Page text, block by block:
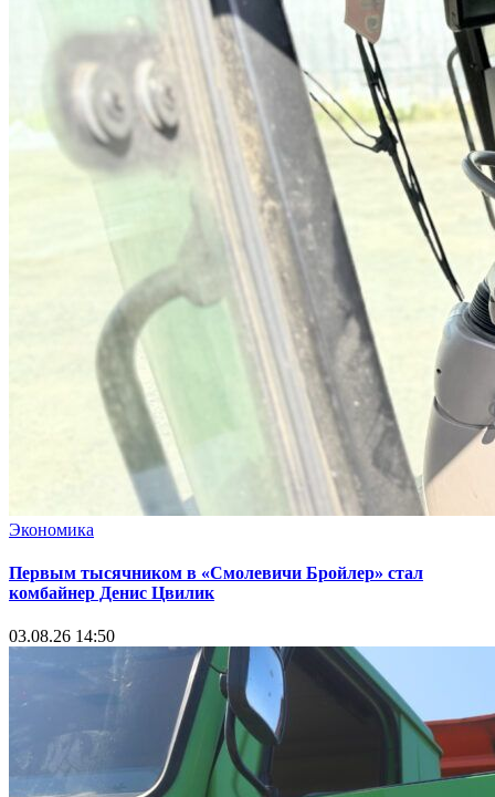
Экономика
Первым тысячником в «Смолевичи Бройлер» стал
комбайнер Денис Цвилик
03.08.26 14:50